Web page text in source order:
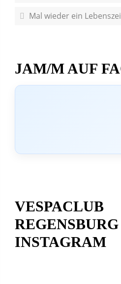
Mal wieder ein
JAM/M AUF
VESPACLUB
INSTAGRAM